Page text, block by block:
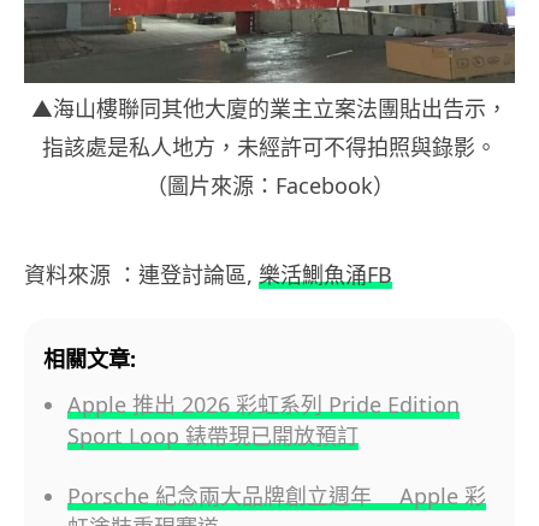
▲海山樓聯同其他大廈的業主立案法團貼出告示，
指該處是私人地方，未經許可不得拍照與錄影。
（圖片來源：Facebook）
資料來源 ：連登討論區, 樂活鰂魚涌FB
相關文章:
Apple 推出 2026 彩虹系列 Pride Edition
Sport Loop 錶帶現已開放預訂
Porsche 紀念兩大品牌創立週年 Apple 彩